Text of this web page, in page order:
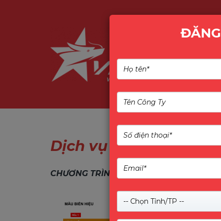
Dịch vụ & Giải pháp
CHƯƠNG TRÌNH TÀI TRỢ BIỂN HIỆU
-- Chọn Tỉnh/TP --